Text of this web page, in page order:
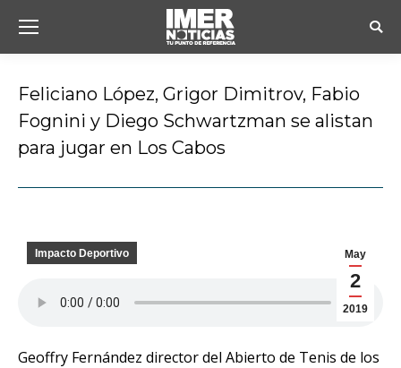
Feliciano López, Grigor Dimitrov, Fabio
Fognini y Diego Schwartzman se alistan
para jugar en Los Cabos
May
2
2019
Impacto Deportivo
Geoffry Fernández director del Abierto de Tenis de los